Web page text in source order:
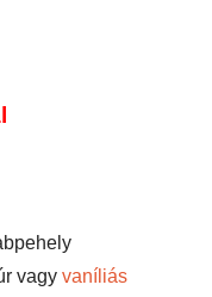
vagy vaníliás